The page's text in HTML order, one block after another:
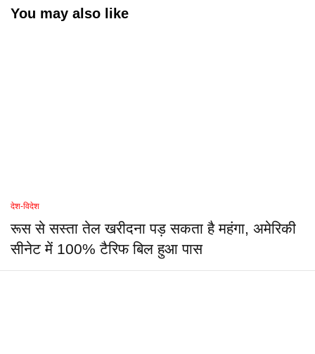
You may also like
देश-विदेश
रूस से सस्ता तेल खरीदना पड़ सकता है महंगा, अमेरिकी
सीनेट में 100% टैरिफ बिल हुआ पास